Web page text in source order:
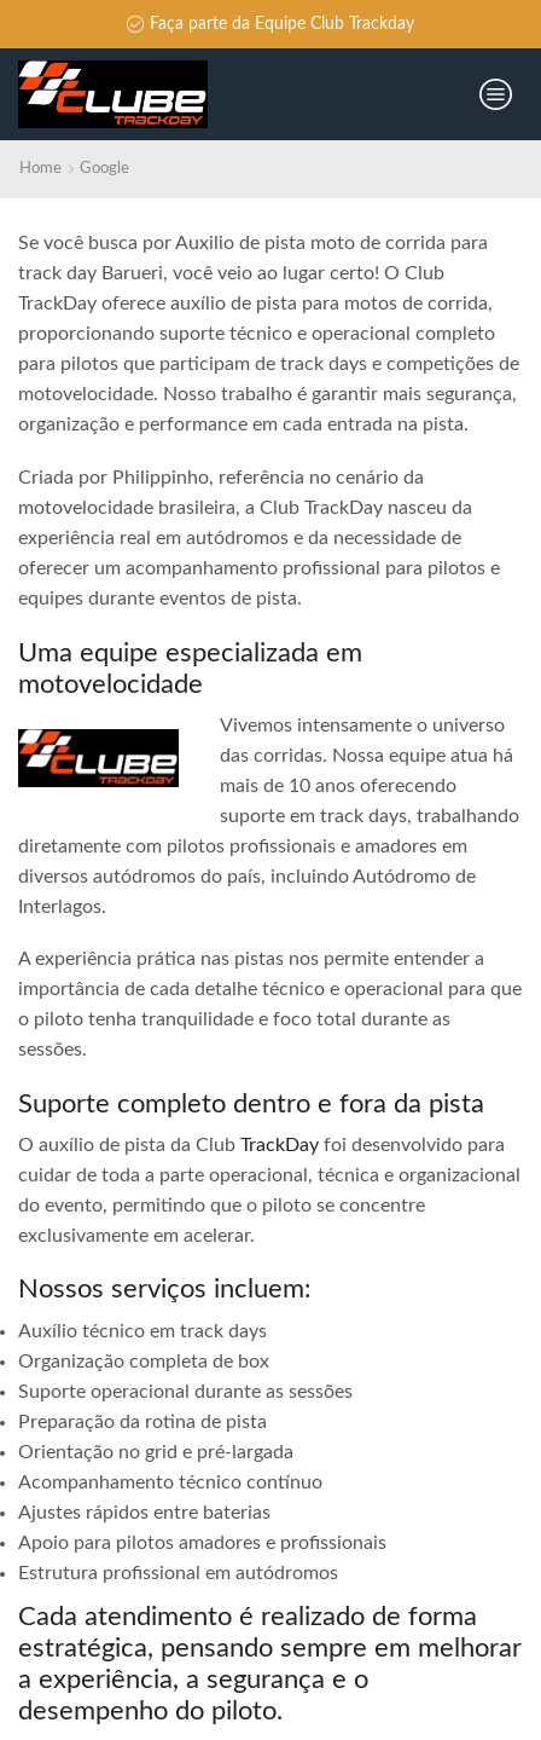
Faça parte da Equipe Club Trackday
Home Google
Se você busca por Auxilio de pista moto de corrida para
track day Barueri, você veio ao lugar certo! O Club
TrackDay oferece auxílio de pista para motos de corrida,
proporcionando suporte técnico e operacional completo
para pilotos que participam de track days e competições de
motovelocidade. Nosso trabalho é garantir mais segurança,
organização e performance em cada entrada na pista.
Criada por Philippinho, referência no cenário da
motovelocidade brasileira, a Club TrackDay nasceu da
experiência real em autódromos e da necessidade de
oferecer um acompanhamento profissional para pilotos e
equipes durante eventos de pista.
Uma equipe especializada em
motovelocidade
Vivemos intensamente o universo
das corridas. Nossa equipe atua há
mais de 10 anos oferecendo
suporte em track days, trabalhando
diretamente com pilotos profissionais e amadores em
diversos autódromos do país, incluindo Autódromo de
Interlagos.
A experiência prática nas pistas nos permite entender a
importância de cada detalhe técnico e operacional para que
o piloto tenha tranquilidade e foco total durante as
sessões.
Suporte completo dentro e fora da pista
O auxílio de pista da Club TrackDay foi desenvolvido para
cuidar de toda a parte operacional, técnica e organizacional
do evento, permitindo que o piloto se concentre
exclusivamente em acelerar.
Nossos serviços incluem:
Auxílio técnico em track days
Organização completa de box
Suporte operacional durante as sessões
Preparação da rotina de pista
Orientação no grid e pré-largada
Acompanhamento técnico contínuo
Ajustes rápidos entre baterias
Apoio para pilotos amadores e profissionais
Estrutura profissional em autódromos
Cada atendimento é realizado de forma
estratégica, pensando sempre em melhorar
a experiência, a segurança e o
desempenho do piloto.